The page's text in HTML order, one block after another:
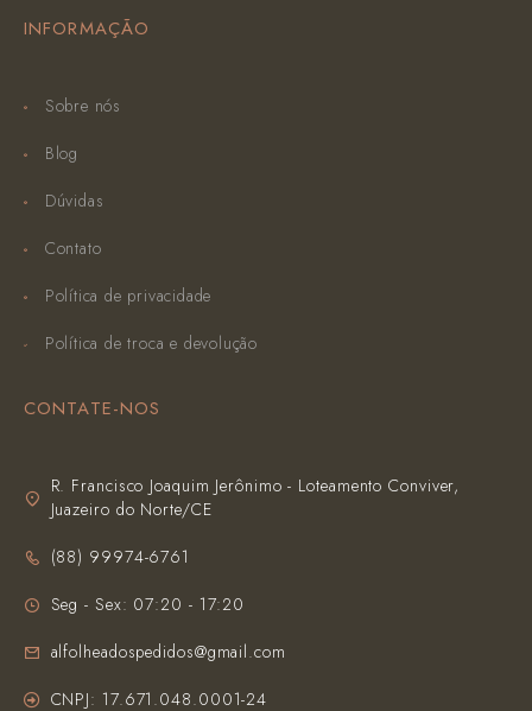
INFORMAÇÃO
Sobre nós
Blog
Dúvidas
Contato
Política de privacidade
Política de troca e devolução
CONTATE-NOS
R. Francisco Joaquim Jerônimo - Loteamento Conviver,
Juazeiro do Norte/CE
(‪88) 99974-6761‬
Seg - Sex: 07:20 - 17:20
alfolheadospedidos@gmail.com
CNPJ: 17.671.048.0001-24